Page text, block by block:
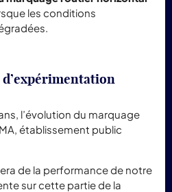
les conditions
l’évolution du marquage
établissement public
de la performance de notre
sur cette partie de la